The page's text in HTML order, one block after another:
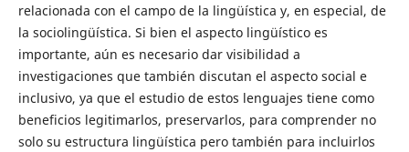
relacionada con el campo de la lingüística y, en especial, de
la sociolingüística. Si bien el aspecto lingüístico es
importante, aún es necesario dar visibilidad a
investigaciones que también discutan el aspecto social e
inclusivo, ya que el estudio de estos lenguajes tiene como
beneficios legitimarlos, preservarlos, para comprender no
solo su estructura lingüística pero también para incluirlos